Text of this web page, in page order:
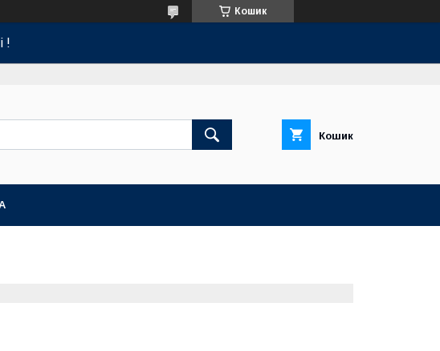
Кошик
!
Кошик